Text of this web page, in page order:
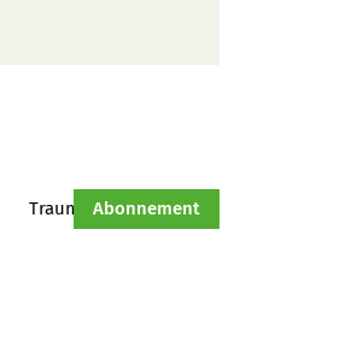
Traumtraktor Hof-Management
Abonnement